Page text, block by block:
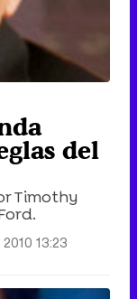
del
Timothy
13:23